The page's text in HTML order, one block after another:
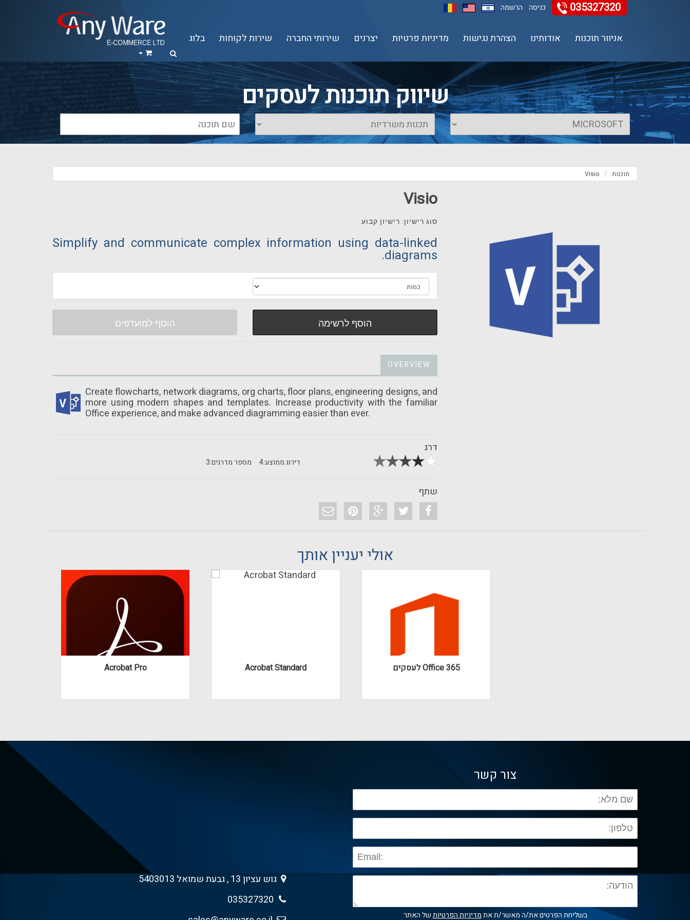
035327320 כניסה הרשמה
אניוור תוכנות אודותינו הצהרת נגישות מדיניות פרטיות יצרנים שירותי החברה שירות לקוחות בלוג
שיווק תוכנות לעסקים
תוכנות Visio
Visio
סוג רישיון: רישיון קבוע
Simplify and communicate complex information using data-linked
diagrams.
הוסף לרשימה הוסף למועדפים
OVERVIEW
Create flowcharts, network diagrams, org charts, floor plans, engineering designs, and
more using modern shapes and templates. Increase productivity with the familiar
Office experience, and make advanced diagramming easier than ever.
דרג
מספר מדרגים:3 דירוג ממוצע:4
שתף
אולי יעניין אותך
Acrobat Pro Acrobat Standard Office 365 לעסקים
צור קשר
בשליחת הפרטים את/ה מאשר/ת אתמדיניות הפרטיותשל האתר
גוש עציון 13 , גבעת שמואל 5403013
035327320